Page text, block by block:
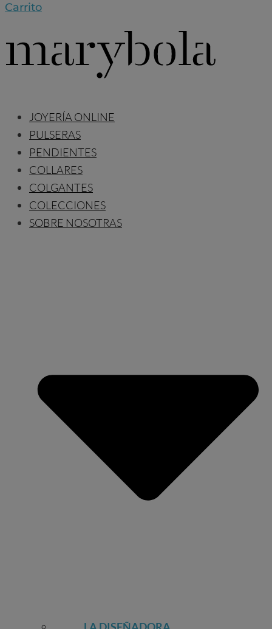
Carrito
JOYERÍA ONLINE
PULSERAS
PENDIENTES
COLLARES
COLGANTES
COLECCIONES
SOBRE NOSOTRAS